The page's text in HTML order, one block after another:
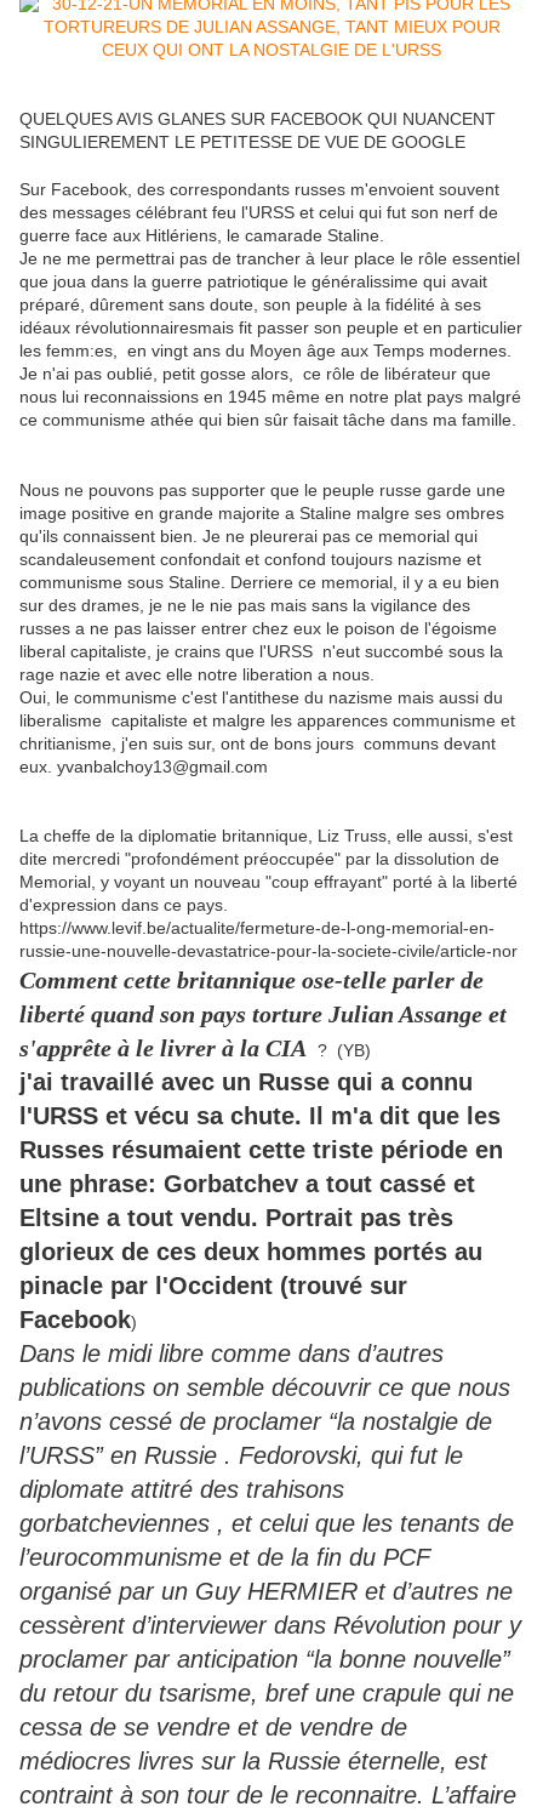
QUELQUES AVIS GLANES SUR FACEBOOK QUI NUANCENT
SINGULIEREMENT LE PETITESSE DE VUE DE GOOGLE
Sur Facebook, des correspondants russes m'envoient souvent
des messages célébrant feu l'URSS et celui qui fut son nerf de
guerre face aux Hitlériens, le camarade Staline.
Je ne me permettrai pas de trancher à leur place le rôle essentiel
que joua dans la guerre patriotique le généralissime qui avait
préparé, dûrement sans doute, son peuple à la fidélité à ses
idéaux révolutionnairesmais fit passer son peuple et en particulier
les femm:es, en vingt ans du Moyen âge aux Temps modernes.
Je n'ai pas oublié, petit gosse alors, ce rôle de libérateur que
nous lui reconnaissions en 1945 même en notre plat pays malgré
ce communisme athée qui bien sûr faisait tâche dans ma famille.
Nous ne pouvons pas supporter que le peuple russe garde une
image positive en grande majorite a Staline malgre ses ombres
qu'ils connaissent bien. Je ne pleurerai pas ce memorial qui
scandaleusement confondait et confond toujours nazisme et
communisme sous Staline. Derriere ce memorial, il y a eu bien
sur des drames, je ne le nie pas mais sans la vigilance des
russes a ne pas laisser entrer chez eux le poison de l'égoisme
liberal capitaliste, je crains que l'URSS n'eut succombé sous la
rage nazie et avec elle notre liberation a nous.
Oui, le communisme c'est l'antithese du nazisme mais aussi du
liberalisme capitaliste et malgre les apparences communisme et
chritianisme, j'en suis sur, ont de bons jours communs devant
eux. yvanbalchoy13@gmail.com
La cheffe de la diplomatie britannique, Liz Truss, elle aussi, s'est
dite mercredi "profondément préoccupée" par la dissolution de
Memorial, y voyant un nouveau "coup effrayant" porté à la liberté
d'expression dans ce pays.
https://www.levif.be/actualite/fermeture-de-l-ong-memorial-en-
russie-une-nouvelle-devastatrice-pour-la-societe-civile/article-nor
Comment cette britannique ose-telle parler de
liberté quand son pays torture Julian Assange et
s'apprête à le livrer à la CIA
? (YB)
j'ai travaillé avec un Russe qui a connu
l'URSS et vécu sa chute. Il m'a dit que les
Russes résumaient cette triste période en
une phrase: Gorbatchev a tout cassé et
Eltsine a tout vendu. Portrait pas très
glorieux de ces deux hommes portés au
pinacle par l'Occident (trouvé sur
Facebook)
Dans le midi libre comme dans d’autres
publications on semble découvrir ce que nous
n’avons cessé de proclamer “la nostalgie de
l’URSS” en Russie . Fedorovski, qui fut le
diplomate attitré des trahisons
gorbatcheviennes , et celui que les tenants de
l’eurocommunisme et de la fin du PCF
organisé par un Guy HERMIER et d’autres ne
cessèrent d’interviewer dans Révolution pour y
proclamer par anticipation “la bonne nouvelle”
du retour du tsarisme, bref une crapule qui ne
cessa de se vendre et de vendre de
médiocres livres sur la Russie éternelle, est
contraint à son tour de le reconnaitre. L’affaire